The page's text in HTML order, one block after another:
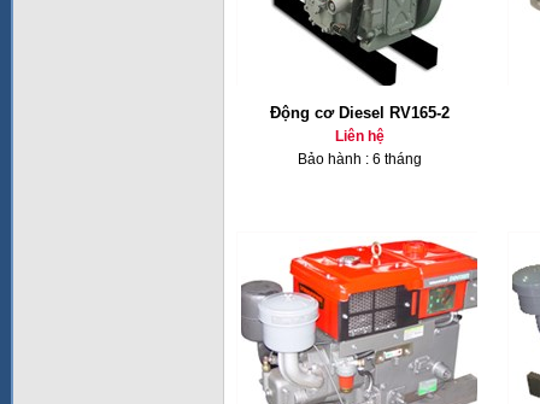
Động cơ Diesel RV165-2
Liên hệ
Bảo hành : 6 tháng